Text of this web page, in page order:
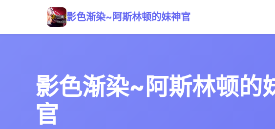
影色渐染~阿斯林顿的妹神官
影色渐染~阿斯林顿的
官